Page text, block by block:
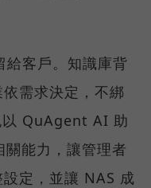
給客戶。知識庫背
需求決定，不綁
以 QuAgent AI 助
能力，讓管理者
定，並讓 NAS 成